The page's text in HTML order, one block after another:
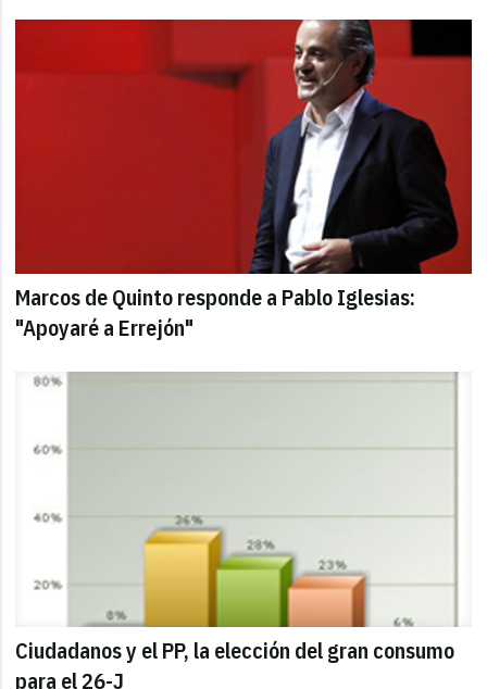
Marcos de Quinto responde a Pablo Iglesias:
"Apoyaré a Errejón"
Ciudadanos y el PP, la elección del gran consumo
para el 26-J